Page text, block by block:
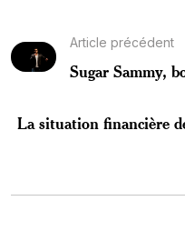
Article précédent
Sugar Sammy,
La situation financière